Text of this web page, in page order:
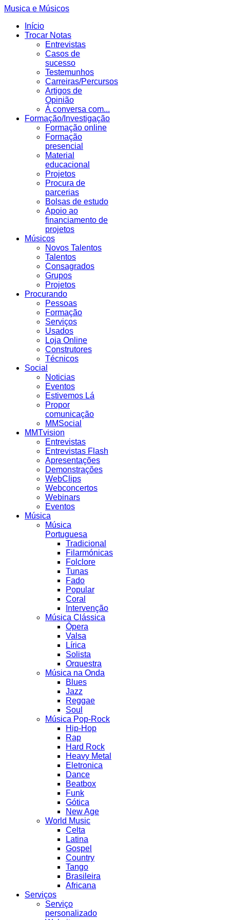
Musica e Músicos
Início
Trocar Notas
Entrevistas
Casos de
sucesso
Testemunhos
Carreiras/Percursos
Artigos de
Opinião
Á conversa com...
Formação/Investigação
Formação online
Formação
presencial
Material
educacional
Projetos
Procura de
parcerias
Bolsas de estudo
Apoio ao
financiamento de
projetos
Músicos
Novos Talentos
Talentos
Consagrados
Grupos
Projetos
Procurando
Pessoas
Formação
Serviços
Usados
Loja Online
Construtores
Técnicos
Social
Noticias
Eventos
Estivemos Lá
Propor
comunicação
MMSocial
MMTvision
Entrevistas
Entrevistas Flash
Apresentações
Demonstrações
WebClips
Webconcertos
Webinars
Eventos
Música
Música
Portuguesa
Tradicional
Filarmónicas
Folclore
Tunas
Fado
Popular
Coral
Intervenção
Música Clássica
Ópera
Valsa
Lírica
Solista
Orquestra
Música na Onda
Blues
Jazz
Reggae
Soul
Música Pop-Rock
Hip-Hop
Rap
Hard Rock
Heavy Metal
Eletronica
Dance
Beatbox
Funk
Gótica
New Age
World Music
Celta
Latina
Gospel
Country
Tango
Brasileira
Africana
Serviços
Serviço
personalizado